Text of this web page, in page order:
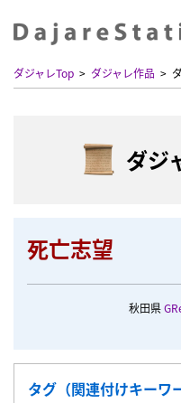
ダジャレTop ダジャレ作品
ダジ
死亡志望
秋田県
タグ（関連付けキーワ